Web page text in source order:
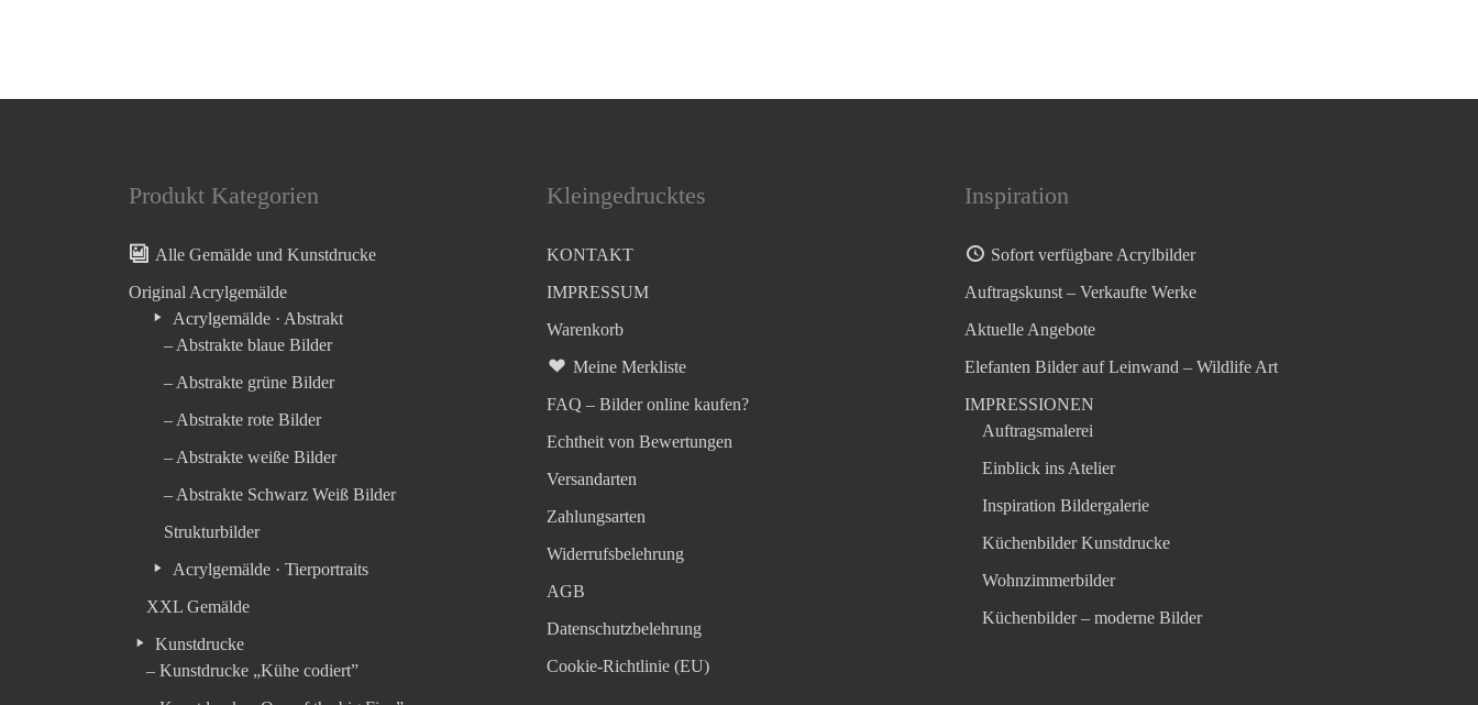
Produkt Kategorien
Alle Gemälde und Kunstdrucke
Original Acrylgemälde
Acrylgemälde · Abstrakt
– Abstrakte blaue Bilder
– Abstrakte grüne Bilder
– Abstrakte rote Bilder
– Abstrakte weiße Bilder
– Abstrakte Schwarz Weiß Bilder
Strukturbilder
Acrylgemälde · Tierportraits
XXL Gemälde
Kunstdrucke
– Kunstdrucke „Kühe codiert”
Kleingedrucktes
KONTAKT
IMPRESSUM
Warenkorb
Meine Merkliste
FAQ – Bilder online kaufen?
Echtheit von Bewertungen
Versandarten
Zahlungsarten
Widerrufsbelehrung
AGB
Datenschutzbelehrung
Cookie-Richtlinie (EU)
Inspiration
Sofort verfügbare Acrylbilder
Auftragskunst – Verkaufte Werke
Aktuelle Angebote
Elefanten Bilder auf Leinwand – Wildlife Art
IMPRESSIONEN
Auftragsmalerei
Einblick ins Atelier
Inspiration Bildergalerie
Küchenbilder Kunstdrucke
Wohnzimmerbilder
Küchenbilder – moderne Bilder